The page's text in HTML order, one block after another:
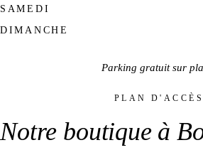
SAMEDI
DIMANCHE
Parking gratuit sur
PLAN D'ACCÈS
Notre boutique à